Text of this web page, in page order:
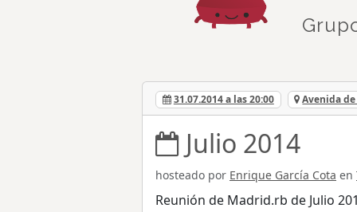
31.07.2014 a las 20:00 Avenida
Julio 2014
hosteado por Enrique García Cota en
Reunión de Madrid.rb de Julio